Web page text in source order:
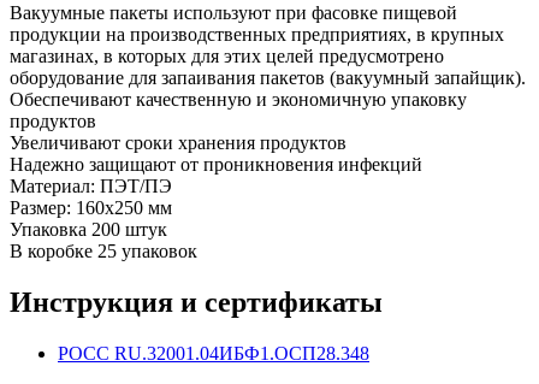
Вакуумные пакеты используют при фасовке пищевой
продукции на производственных предприятиях, в крупных
магазинах, в которых для этих целей предусмотрено
оборудование для запаивания пакетов (вакуумный запайщик).
Обеспечивают качественную и экономичную упаковку
продуктов
Увеличивают сроки хранения продуктов
Надежно защищают от проникновения инфекций
Материал: ПЭТ/ПЭ
Размер: 160х250 мм
Упаковка 200 штук
В коробке 25 упаковок
Инструкция и сертификаты
РОСС RU.32001.04ИБФ1.ОСП28.348